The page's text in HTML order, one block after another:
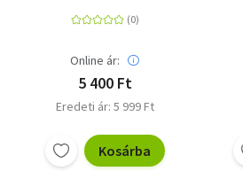
jövőjéről
Online ár:
5 400 Ft
Eredeti ár: 5 999 Ft
Kosárba